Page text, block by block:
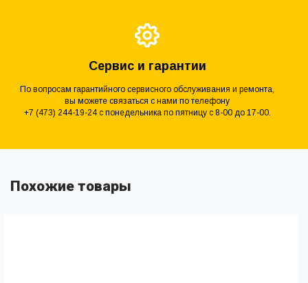
Сервис и гарантии
По вопросам гарантийного сервисного обслуживания и ремонта,
вы можете связаться с нами по телефону
+7 (473) 244-19-24 с понедельника по пятницу с 8-00 до 17-00.
Похожие товары